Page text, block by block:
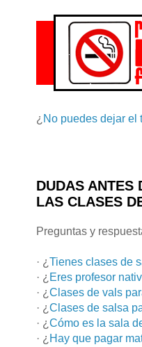
¿ No puedes dejar el
DUDAS ANTES
LAS CLASES
Preguntas y
· ¿ Tienes clases de
· ¿ Eres profesor
· ¿ Clases de vals
· ¿ Clases de salsa
· ¿ Cómo es la sala
· ¿ Hay que pagar